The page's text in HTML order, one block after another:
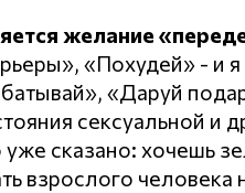
желание
«Похудей» - и
«Даруй
сексуальной и
сказано: хочешь
взрослого